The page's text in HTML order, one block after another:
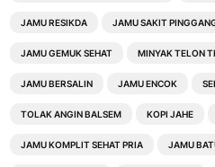
JAMU RESIKDA JAMU SAKIT
JAMU GEMUK SEHAT MINYAK TELON
JAMU BERSALIN JAMU ENCOK
TOLAK ANGIN BALSEM KOPI JAHE
JAMU KOMPLIT SEHAT PRIA JAMU